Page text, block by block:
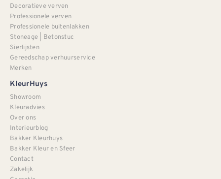
Decoratieve verven
Professionele verven
Professionele buitenlakken
Stoneage | Betonstuc
Sierlijsten
Gereedschap verhuurservice
Merken
KleurHuys
Showroom
Kleuradvies
Over ons
Interieurblog
Bakker Kleurhuys
Bakker Kleur en Sfeer
Contact
Zakelijk